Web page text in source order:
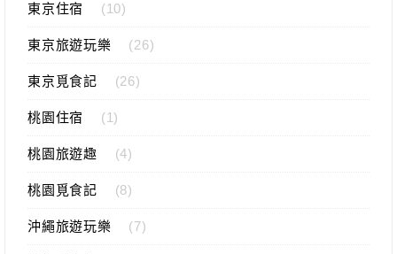
東京住宿 (10)
東京旅遊玩樂 (26)
東京覓食記 (26)
桃園住宿 (1)
桃園旅遊趣 (4)
桃園覓食記 (8)
沖繩旅遊玩樂 (7)